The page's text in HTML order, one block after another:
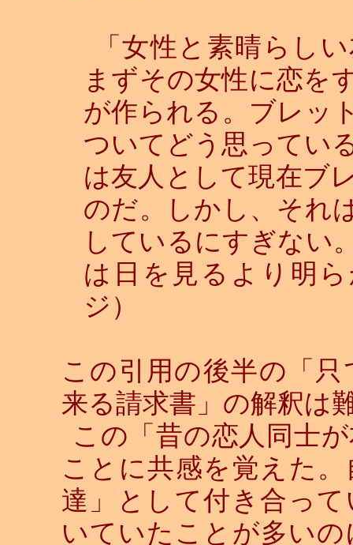
「女性と素晴らし
まずその女性に恋を
が作られる。ブレッ
ついてどう思ってい
は友人として現在ブ
のだ。しかし、それ
しているにすぎない
は日を見るより明
ジ）
この引用の後半の「
来る請求書」の解釈は
この「昔の恋人同士
ことに共感を覚えた
達」として付き合っ
いていたことが多い